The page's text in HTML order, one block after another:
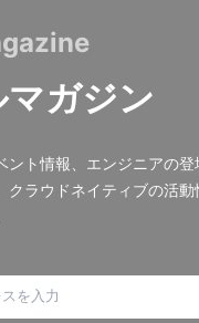
ガジン
ント情報、エンジニアの
クラウドネイティブの活動